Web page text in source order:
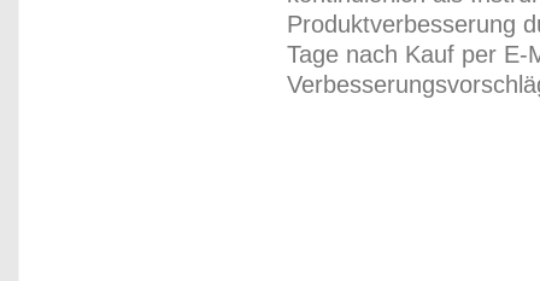
Produktverbesserung
Tage nach Kauf per E-